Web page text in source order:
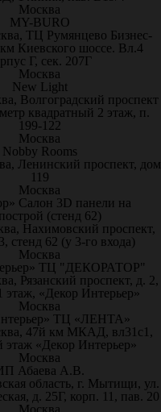
Москва
MY-BURO
ТЦ Румянцево Бизнес-
Киевского шоссе. Вл.4
Г, сек. 207Г
Москва
New Light
Волгоградский проспект
квадратный 2 этаж, п.
199-122
Москва
Nobby Rooms
Ленинский проспект, дом
119
Москва
Салон 3D панели на
(стенд 62)
Нахимовский проспект,
стенд 62 (у 3-го входа)
Москва
ТЦ "ДЕКОРАТОР"
Рязанский проспект, д. 2,
этаж, «Декор Интерьер»
Москва
ТЦ «ЛЕНТА»
47й км МКАД, вл31с1,
этаж «Декор Интерьер»
Москва
Абаева А.В.
область, г. Мытищи, ул.
д. 25Г, корп. 11, пав. 20
Москва